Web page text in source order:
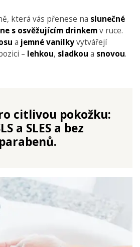
která vás přenese na slunečné
s osvěžujícím drinkemv ruce.
a jemnévanilkyvytvářejí
– lehkou, sladkou a snovou.
citlivou pokožku:
a SLES a bez
parabenů.